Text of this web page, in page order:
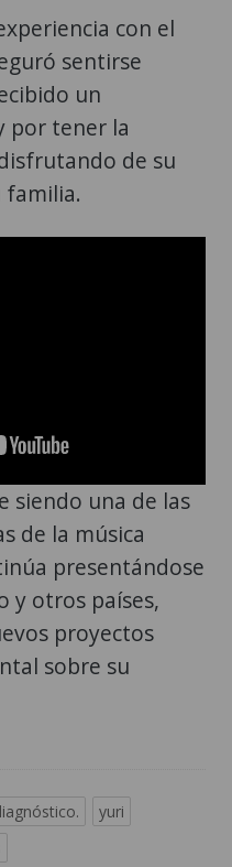
con el
sentirse
un
por tener la
de su
familia.
siendo una de las
de la música
presentándose
y otros países,
proyectos
sobre su
yuri